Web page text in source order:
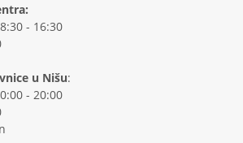
- 16:30
u Nišu:
- 20:00